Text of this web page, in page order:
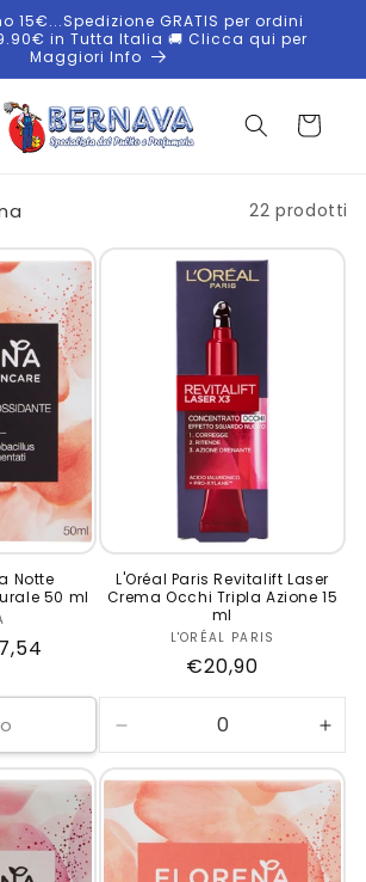
15€...Spedizione GRATIS per ordini
in Tutta Italia 🚚 Clicca qui per
Maggiori Info
Carrello
22 prodotti
Notte
50 ml
L'Oréal Paris Revitalift Laser
Crema Occhi Tripla Azione 15
ml
Produttore:
L'ORÉAL PARIS
Prezzo
di
listino
€20,90
quantità
per
Default
Title
per
Title